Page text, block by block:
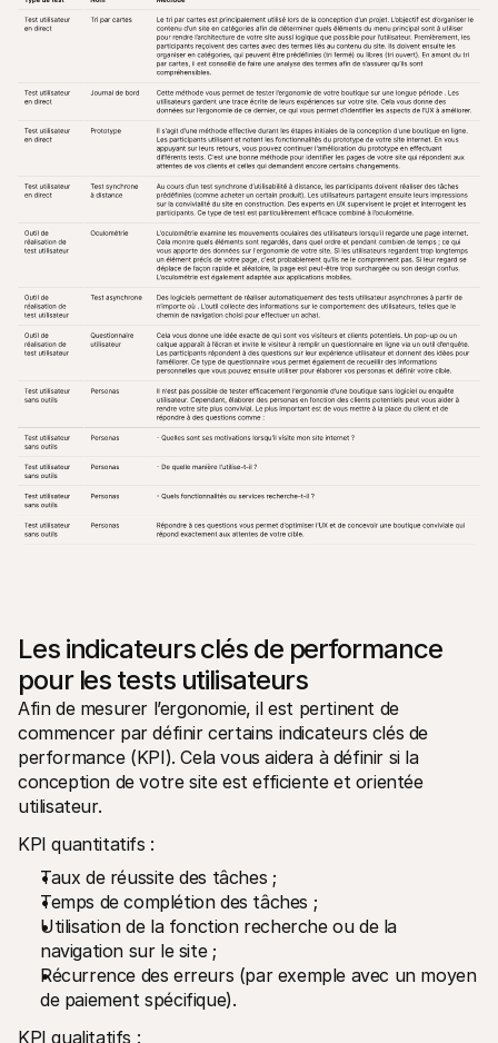
Les indicateurs clés de performance
pour les tests utilisateurs
Afin de mesurer l’ergonomie, il est pertinent de
commencer par définir certains indicateurs clés de
performance (KPI). Cela vous aidera à définir si la
conception de votre site est efficiente et orientée
utilisateur.
KPI quantitatifs :
Taux de réussite des tâches ;
Temps de complétion des tâches ;
Utilisation de la fonction recherche ou de la
navigation sur le site ;
Récurrence des erreurs (par exemple avec un moyen
de paiement spécifique).
KPI qualitatifs :